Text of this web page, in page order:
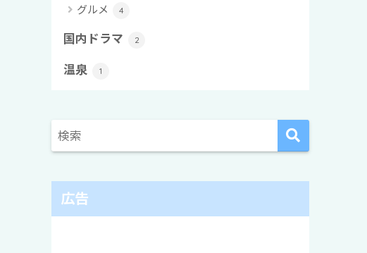
グルメ 4
国内ドラマ 2
温泉 1
広告